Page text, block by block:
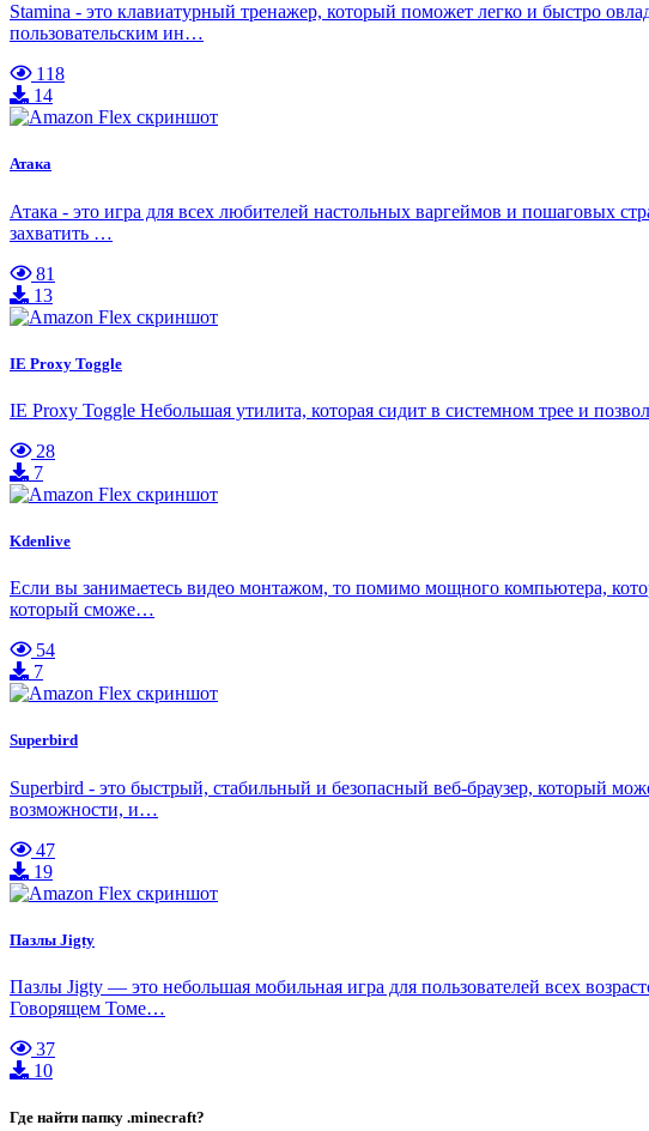
Stamina - это клавиатурный тренажер, который поможет легко и быстро
пользовательским ин…
118
14
Атака
Атака - это игра для всех любителей настольных варгеймов и пошаговых
захватить …
81
13
IE Proxy Toggle
IE Proxy Toggle Небольшая утилита, которая сидит в системном трее и
28
7
Kdenlive
Если вы занимаетесь видео монтажом, то помимо мощного компьютера,
который сможе…
54
7
Superbird
Superbird - это быстрый, стабильный и безопасный веб-браузер, который
возможности, и…
47
19
Пазлы Jigty
Пазлы Jigty — это небольшая мобильная игра для пользователей всех
Говорящем Томе…
37
10
Где найти папку .minecraft?